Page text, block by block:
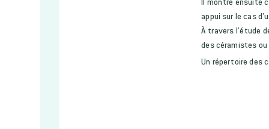
appui sur le cas
À travers l’étude
des céramistes
Un répertoire des